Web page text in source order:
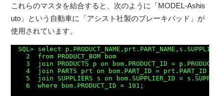
これらのマスタを結合すると、次のように「MODEL-Ashis
uto」という自動車に「アシスト社製のブレーキパッド」が
使用されています。
SQL> select
  2  from PRODUCT_BOM bom
3  join PRODUCTS p on bom.PRODUCT_ID =
  4  join PARTS prt on bom.PART_ID = prt.PART_ID
5  join SUPPLIERS s on bom.SUPPLIER_ID =
  6  where bom.PRODUCT_ID = 101;